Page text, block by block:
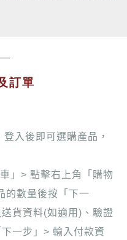
訂單
登入後即可選購產品，
」 > 點擊右上角「購物
的數量後按「下一
貨資料(如適用)、驗證
一步」 > 輸入付款資